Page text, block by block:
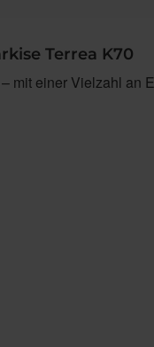
Terrea K70
mit einer Vielzahl an